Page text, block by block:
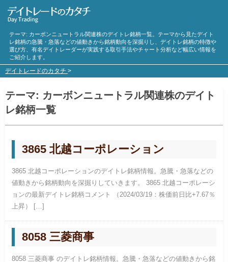
テーマ: カーボンニュートラル関連株のデイトレ銘柄一覧。テーマから見たデイト
レ銘柄の急騰・急落などの値動きから銘柄動向を深掘りし、デイトレ銘柄の特徴や
選び方、有名デイトレーダーが実践する取引手法やチャート分析など幅広い情報を
ご紹介します。
デイトレードのカタチ >
テーマ: カーボンニュートラル関連株のデイト
レ銘柄一覧
3865 北越コーポレーション
3865 北越コーポレーションのデイトレ銘柄情報。急騰・急落などの
値動きから銘柄動向を深掘りしていきます。 3865 北越コーポレーシ
ョンの最新デイトレ銘柄コメント （2024/03/19：株価前日比+7.67％
上昇） […]
8058 三菱商事
8058 三菱商事 のデイトレ銘柄情報。急騰・急落などの値動きから銘